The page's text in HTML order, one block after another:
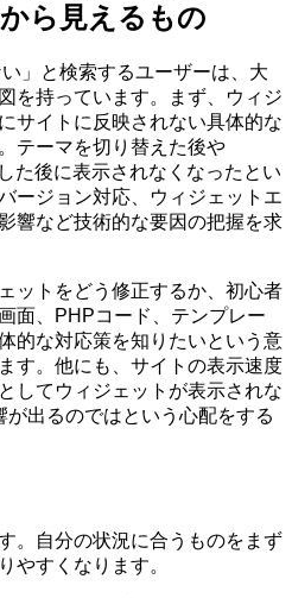
ら見えるもの
」と検索するユーザーは、大
を持っています。まず、ウィジ
サイトに反映されない具体的な
テーマを切り替えた後や
た後に表示されなくなったとい
ージョン対応、ウィジェットエ
響など技術的な要因の把握を求
ットをどう修正するか、初心者
面、PHPコード、テンプレー
的な対応策を知りたいという意
す。他にも、サイトの表示速度
してウィジェットが表示されな
出るのではという心配をする
。自分の状況に合うものをまず
やすくなります。